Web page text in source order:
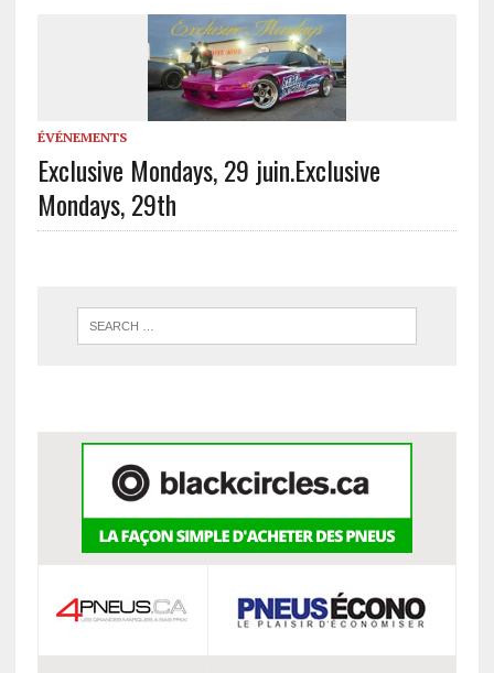
ÉVÉNEMENTS
Exclusive Mondays, 29 juin.Exclusive
Mondays, 29th